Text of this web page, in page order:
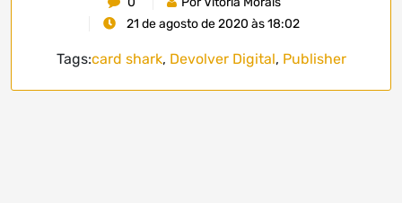
21 de agosto de 2020 às 18:02
Tags:card shark, Devolver Digital, Publisher